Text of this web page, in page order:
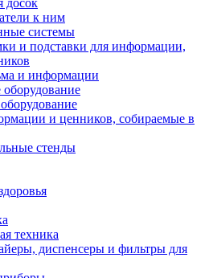
досок
к ним
системы
и подставки для информации,
и информации
и ценников, собираемые в
стенды
техника
диспенсеры и фильтры для